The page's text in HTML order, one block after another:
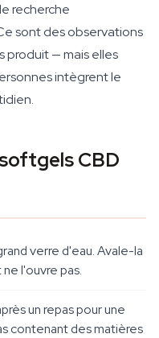
recherche
sont des observations
produit — mais elles
intègrent le
CBD
verre d'eau. Avale-la
l'ouvre pas.
un repas pour une
contenant des matières